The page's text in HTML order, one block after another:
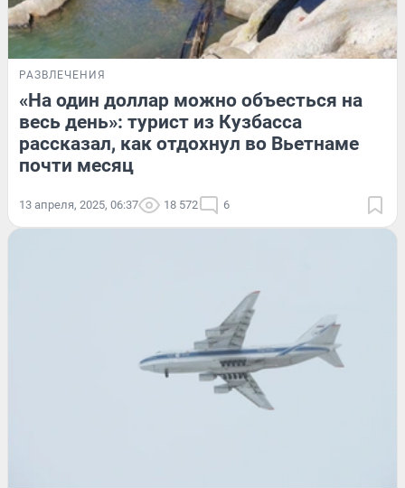
РАЗВЛЕЧЕНИЯ
«На один доллар можно объесться на
весь день»: турист из Кузбасса
рассказал, как отдохнул во Вьетнаме
почти месяц
13 апреля, 2025, 06:37 18 572 6